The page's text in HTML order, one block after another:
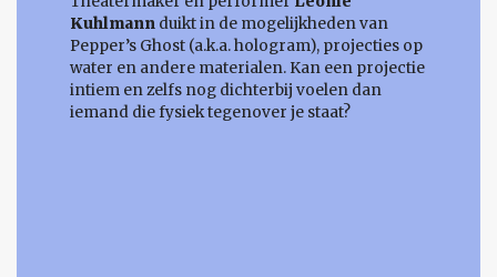
Kuhlmannduikt in de mogelijkheden van
Pepper’s Ghost (a.k.a. hologram), projecties op
water en andere materialen. Kan een projectie
intiem en zelfs nog dichterbij voelen dan
iemand die fysiek tegenover je staat?